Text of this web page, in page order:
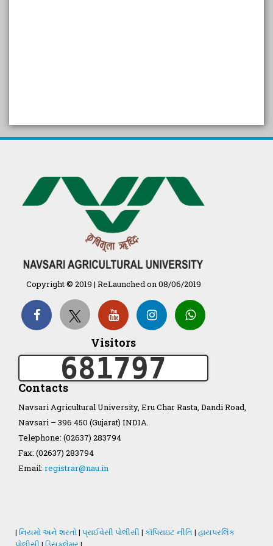
in Gujarati
દેશી ગાય આધારિત પ્રાકૃતિક ખેતી
गुणवत्ता युक्त कृषि-शिक्षा एक पहल" - भारतीय
कृषि अनुसंधान परिषद की 25वीं अखिल
भारतीय कृषि प्रवेश परीक्षा 2020
Organization Structure
ખેડુત માર્ગદર્શિકા
Accreditation Certificate
GAU Act 2004
Statastics
Copyright © 2019 | ReLaunched on 08/06/2019
Visitors
681797
Contacts
Navsari Agricultural University, Eru Char Rasta, Dandi Road,
Navsari – 396 450 (Gujarat) INDIA.
Telephone: (02637) 283794
Fax: (02637) 283794
Email: registrar@nau.in
| નિયમો અને શરતો| પ્રાઈવેસી પોલીસી | કૉપિરાઇટ નીતિ | હાયપરલિંક